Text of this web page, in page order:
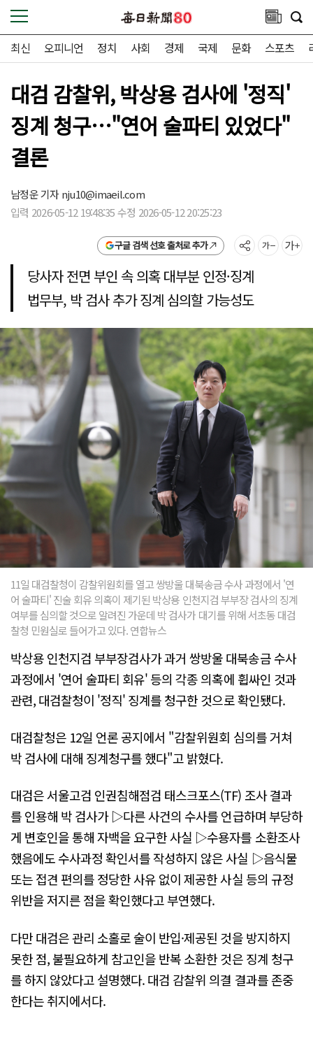
최신 오피니언 정치 사회 경제 국제 문화 스포츠
대검 감찰위, 박상용 검사에 '정직'
징계 청구…"연어 술파티 있었다"
결론
남정운 기자nju10@imaeil.com
입력 2026-05-12 19:48:35 수정 2026-05-12 20:25:23
구글 검색 선호 출처로 추가
당사자 전면 부인 속 의혹 대부분 인정·징계
법무부, 박 검사 추가 징계 심의할 가능성도
11일 대검찰청이 감찰위원회를 열고 쌍방울 대북송금 수사 과정에서 '연
어 술파티' 진술 회유 의혹이 제기된 박상용 인천지검 부부장 검사의 징계
여부를 심의할 것으로 알려진 가운데 박 검사가 대기를 위해 서초동 대검
찰청 민원실로 들어가고 있다. 연합뉴스
박상용 인천지검 부부장검사가 과거 쌍방울 대북송금 수사
과정에서 '연어 술파티 회유' 등의 각종 의혹에 휩싸인 것과
관련, 대검찰청이 '정직' 징계를 청구한 것으로 확인됐다.
대검찰청은 12일 언론 공지에서 "감찰위원회 심의를 거쳐
박 검사에 대해 징계청구를 했다"고 밝혔다.
대검은 서울고검 인권침해점검 태스크포스(TF) 조사 결과
를 인용해 박 검사가 ▷다른 사건의 수사를 언급하며 부당하
게 변호인을 통해 자백을 요구한 사실 ▷수용자를 소환조사
했음에도 수사과정 확인서를 작성하지 않은 사실 ▷음식물
또는 접견 편의를 정당한 사유 없이 제공한 사실 등의 규정
위반을 저지른 점을 확인했다고 부연했다.
다만 대검은 관리 소홀로 술이 반입·제공된 것을 방지하지
못한 점, 불필요하게 참고인을 반복 소환한 것은 징계 청구
를 하지 않았다고 설명했다. 대검 감찰위 의결 결과를 존중
한다는 취지에서다.